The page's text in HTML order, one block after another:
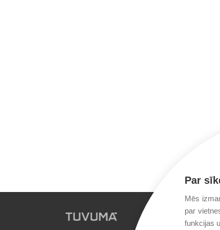
Par
Mēs
par
funkcijas